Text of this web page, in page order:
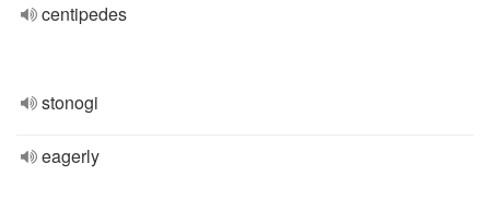
centipedes
stonogi
eagerly